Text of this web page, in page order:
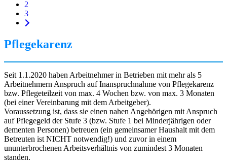
2
3
Pflegekarenz
Seit 1.1.2020 haben Arbeitnehmer in Betrieben mit mehr als 5
Arbeitnehmern Anspruch auf Inanspruchnahme von Pflegekarenz
bzw. Pflegeteilzeit von max. 4 Wochen bzw. von max. 3 Monaten
(bei einer Vereinbarung mit dem Arbeitgeber).
Voraussetzung ist, dass sie einen nahen Angehörigen mit Anspruch
auf Pflegegeld der Stufe 3 (bzw. Stufe 1 bei Minderjährigen oder
dementen Personen) betreuen (ein gemeinsamer Haushalt mit dem
Betreuten ist NICHT notwendig!) und zuvor in einem
ununterbrochenen Arbeitsverhältnis von zumindest 3 Monaten
standen.